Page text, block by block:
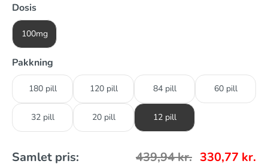
Dosis
100mg
Pakkning
180 pill 120 pill 84 pill 60 pill
32 pill 20 pill 12 pill
Samlet pris: 439,94kr. 330,77 kr.